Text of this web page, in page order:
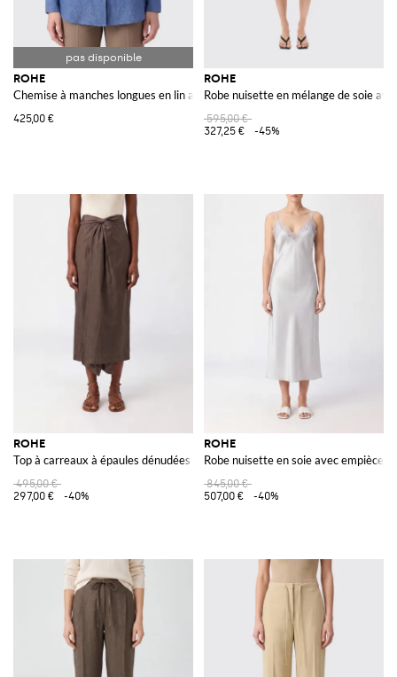
ROHE
Chemise à manches longues en lin avec col classique et ourlet arrondi
425,00 €
ROHE
Robe nuisette en mélange de soie
595,00 €
327,25 €
-45%
ROHE
Top à carreaux à épaules dénudées et encolure en cœur en viscose
495,00 €
297,00 €
-40%
ROHE
Robe nuisette en soie avec
845,00 €
507,00 €
-40%